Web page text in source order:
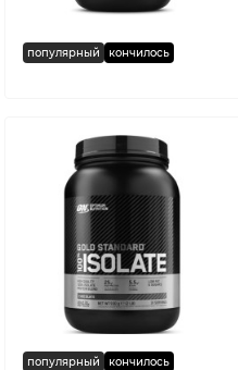
популярный кончилось
популярный кончилось